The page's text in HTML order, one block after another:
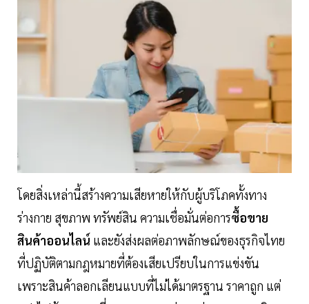
โดยสิ่งเหล่านี้สร้างความเสียหายให้กับผู้บริโภคทั้งทาง
ร่างกาย สุขภาพ ทรัพย์สิน ความเชื่อมั่นต่อการซื้อขาย
สินค้าออนไลน์ และยังส่งผลต่อภาพลักษณ์ของธุรกิจไทย
ที่ปฏิบัติตามกฎหมายที่ต้องเสียเปรียบในการแข่งขัน
เพราะสินค้าลอกเลียนแบบที่ไม่ได้มาตรฐาน ราคาถูก แต่